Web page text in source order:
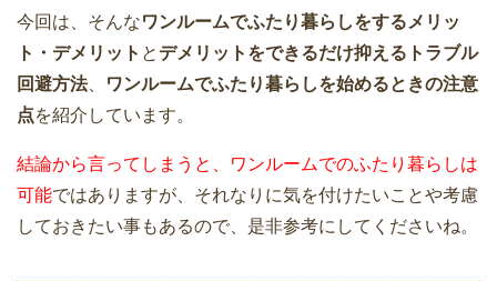
今回は、そんなワンルームでふたり暮らしをするメリッ
ト・デメリット と デメリットをできるだけ抑えるトラブル
回避方法、
ワンルームでふたり暮らしを始めるときの注意
点を紹介しています。
結論から言ってしまうと、ワンルームでのふたり暮らしは
可能ではありますが、それなりに気を付けたいことや考慮
しておきたい事もあるので、是非参考にしてくださいね。